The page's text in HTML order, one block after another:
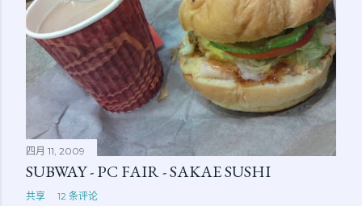
四月 11, 2009
SUBWAY - PC FAIR - SAKAE SUSHI
共享 12 条评论